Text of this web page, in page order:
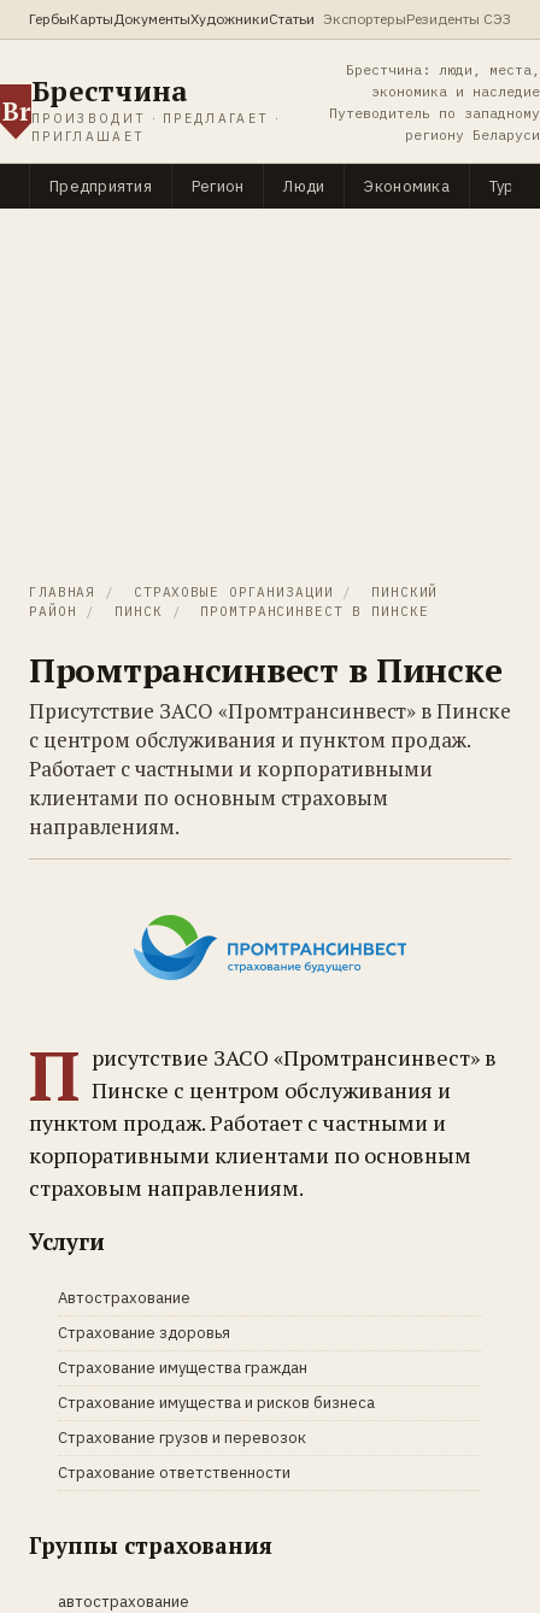
ГербыКартыДокументыХудожникиСтатьи ЭкспортерыРезиденты СЭЗ
Br
Брестчина
ПРОИЗВОДИТ · ПРЕДЛАГАЕТ ·
ПРИГЛАШАЕТ
Брестчина: люди, места,
экономика и наследие
Путеводитель по западному
региону Беларуси
Предприятия Регион Люди Экономика
ГЛАВНАЯ / СТРАХОВЫЕ ОРГАНИЗАЦИИ /
ПИНСКИЙ
РАЙОН
/ ПИНСК / ПРОМТРАНСИНВЕСТ В ПИНСКЕ
Промтрансинвест в Пинске
Присутствие ЗАСО «Промтрансинвест» в Пинске
с центром обслуживания и пунктом продаж.
Работает с частными и корпоративными
клиентами по основным страховым
направлениям.
П рисутствие ЗАСО «Промтрансинвест» в
Пинске с центром обслуживания и
пунктом продаж. Работает с частными и
корпоративными клиентами по основным
страховым направлениям.
Услуги
Автострахование
Страхование здоровья
Страхование имущества граждан
Страхование имущества и рисков бизнеса
Страхование грузов и перевозок
Страхование ответственности
Группы страхования
автострахование